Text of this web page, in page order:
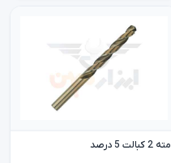
مته 2 کبالت 5 درصد